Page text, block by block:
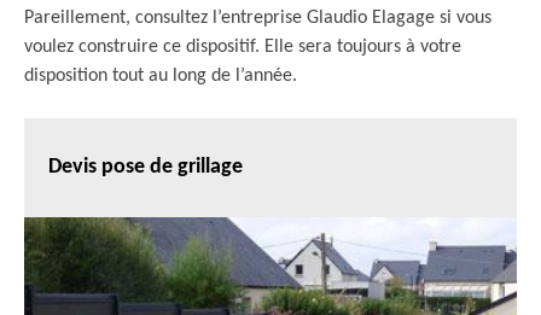
Pareillement, consultez l’entreprise Glaudio Elagage si vous
voulez construire ce dispositif. Elle sera toujours à votre
disposition tout au long de l’année.
Devis pose de grillage